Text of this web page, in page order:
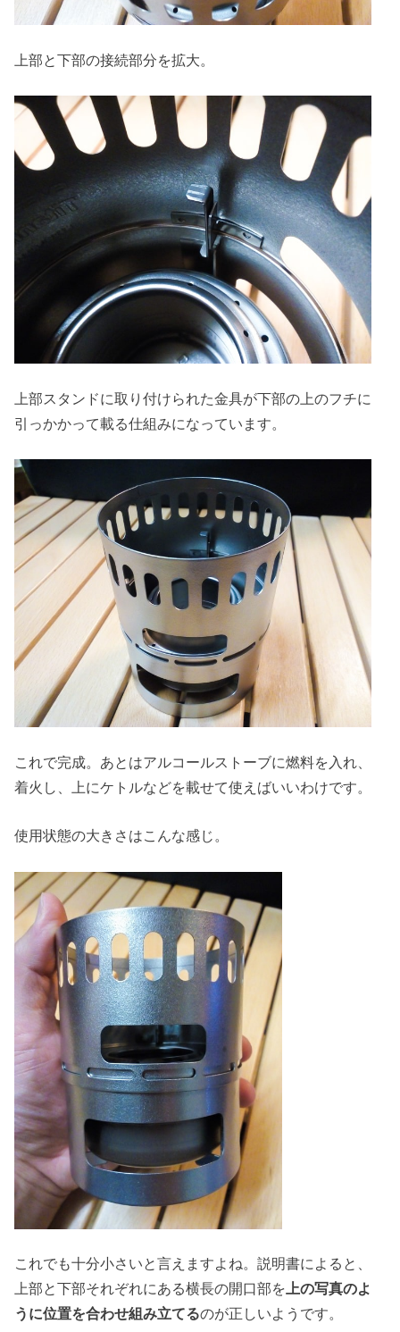
上部と下部の接続部分を拡大。
上部スタンドに取り付けられた金具が下部の上のフチに
引っかかって載る仕組みになっています。
これで完成。あとはアルコールストーブに燃料を入れ、
着火し、上にケトルなどを載せて使えばいいわけです。
使用状態の大きさはこんな感じ。
これでも十分小さいと言えますよね。説明書によると、
上部と下部それぞれにある横長の開口部を 上の写真のよ
うに位置を合わせ組み立てるのが正しいようです。